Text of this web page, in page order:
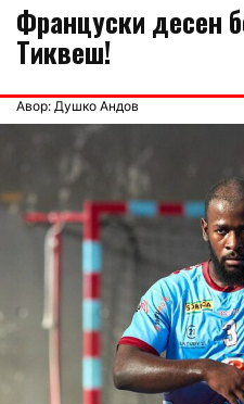
Француски десен
Тиквеш!
Авор: Душко Андов